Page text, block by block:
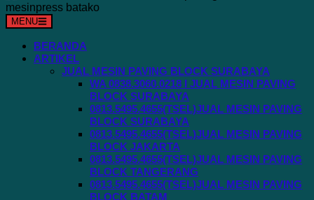
MENU
BERANDA
ARTIKEL
JUAL MESIN PAVING BLOCK SURABAYA
WA 0838.3060.0218 I JUAL MESIN PAVING
BLOCK SURABAYA
0813.5495.4655(TSEL)JUAL MESIN PAVING
BLOCK SURABAYA
0813.5495.4655(TSEL)JUAL MESIN PAVING
BLOCK JAKARTA
0813.5495.4655(TSEL)JUAL MESIN PAVING
BLOCK TANGERANG
0813.5495.4655(TSEL)JUAL MESIN PAVING
BLOCK BATAM